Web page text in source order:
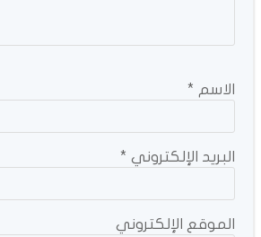
الاسم *
البريد الإلكتروني *
الموقع الإلكتروني